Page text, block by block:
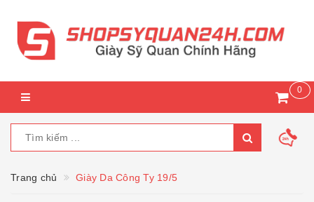
0
Trang chủ Giày Da Công Ty 19/5